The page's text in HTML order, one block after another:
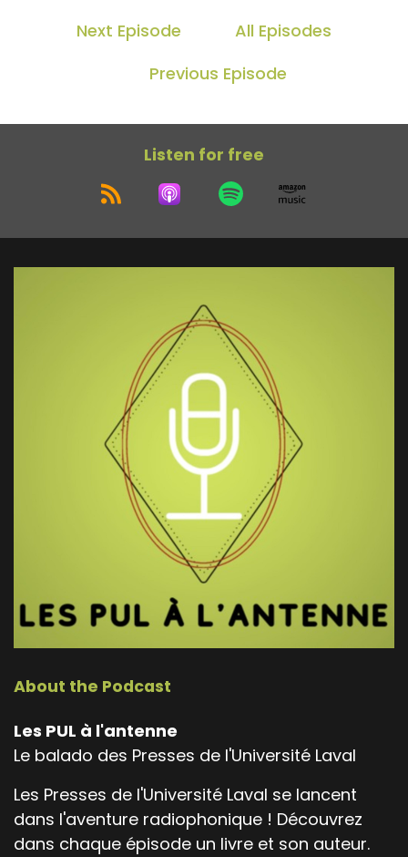
Next Episode
All Episodes
Previous Episode
Listen for free
About the Podcast
Les PUL à l'antenne
Le balado des Presses de l'Université Laval
Les Presses de l'Université Laval se lancent
dans l'aventure radiophonique ! Découvrez
dans chaque épisode un livre et son auteur.